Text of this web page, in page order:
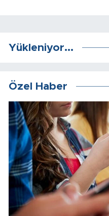
Yükleniyor...
Özel Haber